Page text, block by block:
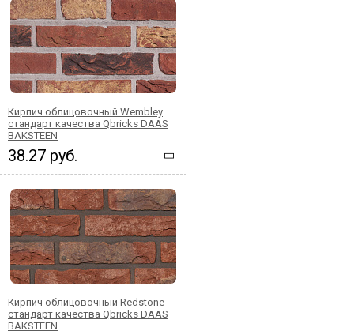
Кирпич облицовочный Wembley
стандарт качества Qbricks DAAS
BAKSTEEN
38.27 руб.
Кирпич облицовочный Redstone
стандарт качества Qbricks DAAS
BAKSTEEN